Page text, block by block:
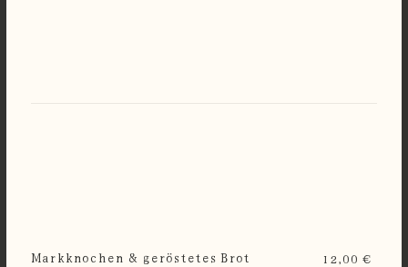
Markknochen & geröstetes Brot 12,00 €